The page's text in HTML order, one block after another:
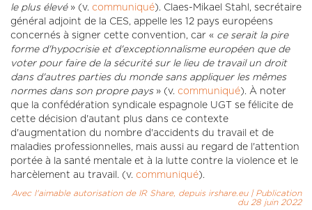
le plus élevé » (v. communiqué). Claes-Mikael Stahl, secrétaire
général adjoint de la CES, appelle les 12 pays européens
concernés à signer cette convention, car « ce serait la pire
forme d'hypocrisie et d'exceptionnalisme européen que de
voter pour faire de la sécurité sur le lieu de travail un droit
dans d'autres parties du monde sans appliquer les mêmes
normes dans son propre pays» (v. communiqué). À noter
que la confédération syndicale espagnole UGT se félicite de
cette décision d'autant plus dans ce contexte
d'augmentation du nombre d'accidents du travail et de
maladies professionnelles, mais aussi au regard de l'attention
portée à la santé mentale et à la lutte contre la violence et le
harcèlement au travail. (v. communiqué).
Avec l'aimable autorisation de IR Share, depuis irshare.eu | Publication
du 28 juin 2022